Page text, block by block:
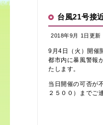
台風21号接
2018年9月 1日更新
9月4日（火）開催
都市内に暴風警報
たします。
当日開催の可否が
２５００）までご